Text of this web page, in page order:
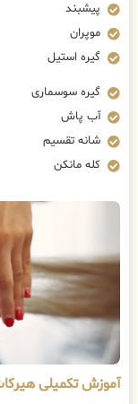
پیشبند
موپران
گیره استیل
گیره سوسماری
آب پاش
شانه تقسیم
کله مانکن
آموزش تکمیلی